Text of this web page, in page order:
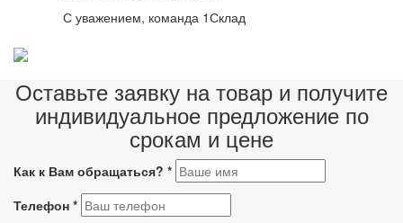
С уважением, команда 1Склад
Оставьте заявку на товар и получите
индивидуальное предложение по
срокам и цене
Как к Вам обращаться? *
Телефон *